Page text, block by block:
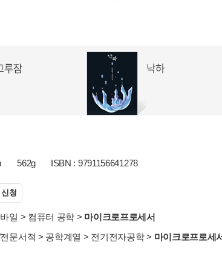
562g ISBN : 9791156641278
청
일 > 컴퓨터 공학 > 마이크로프로세서
문서적 > 공학계열 > 전기전자공학> 마이크로프로세